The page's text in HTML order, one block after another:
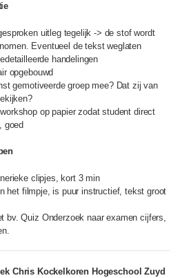
uitleg tegelijk -> de stof wordt
Eventueel de tekst weglaten
handelingen
opgebouwd
gemotiveerde groep mee? Dat zij van
op papier zodat student direct
goed
clipjes, kort 3 min
het filmpje, is puur instructief, tekst groot
bv. Quiz Onderzoek naar examen cijfers,
Chris Kockelkoren Hogeschool Zuyd